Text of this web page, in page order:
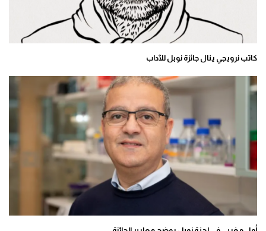
كاتب نرويجي ينال جائزة نوبل للآداب